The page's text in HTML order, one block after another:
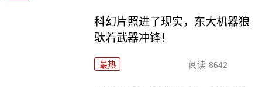
科幻片照进了现实，东大机器狼
驮着武器冲锋！
最热 阅读 8642